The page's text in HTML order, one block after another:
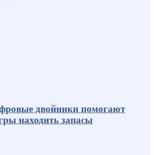
двойники помогают
находить запасы